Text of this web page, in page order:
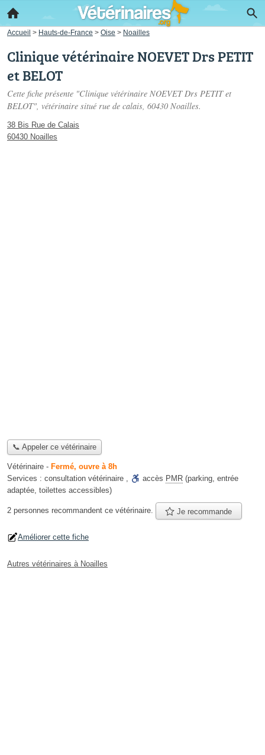
Accueil > Hauts-de-France > Oise > Noailles
Clinique vétérinaire NOEVET Drs PETIT
et BELOT
Cette fiche présente "Clinique vétérinaire NOEVET Drs PETIT et
BELOT", vétérinaire situé rue de calais, 60430 Noailles.
38 Bis Rue de Calais
60430 Noailles
📞 Appeler ce vétérinaire
Vétérinaire - Fermé, ouvre à 8h
Services : consultation vétérinaire , accès PMR (parking, entrée
adaptée, toilettes accessibles)
2 personnes recommandent ce vétérinaire. Je recommande
Améliorer cette fiche
Autres vétérinaires à Noailles